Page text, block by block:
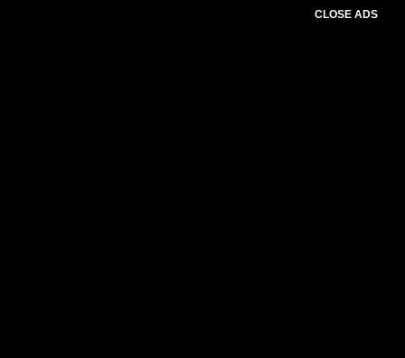
CLOSE ADS